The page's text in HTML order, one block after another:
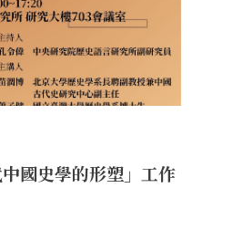
中國史學的形塑」工作